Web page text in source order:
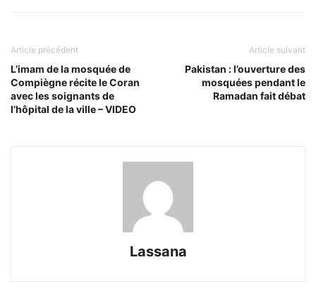
Article précédent
L’imam de la mosquée de
Compiègne récite le Coran
avec les soignants de
l’hôpital de la ville – VIDEO
Article suivant
Pakistan : l’ouverture des
mosquées pendant le
Ramadan fait débat
Lassana